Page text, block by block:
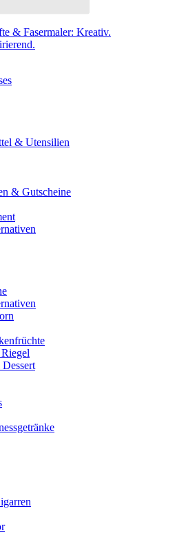
& Fasermaler: Kreativ.
& Utensilien
& Gutscheine